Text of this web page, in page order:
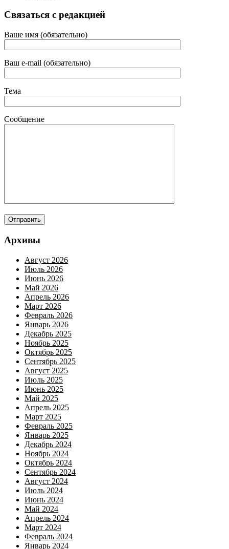
Связаться с редакцией
Ваше имя (обязательно)
Ваш e-mail (обязательно)
Тема
Сообщение
Архивы
Август 2026
Июль 2026
Июнь 2026
Май 2026
Апрель 2026
Март 2026
Февраль 2026
Январь 2026
Декабрь 2025
Ноябрь 2025
Октябрь 2025
Сентябрь 2025
Август 2025
Июль 2025
Июнь 2025
Май 2025
Апрель 2025
Март 2025
Февраль 2025
Январь 2025
Декабрь 2024
Ноябрь 2024
Октябрь 2024
Сентябрь 2024
Август 2024
Июль 2024
Июнь 2024
Май 2024
Апрель 2024
Март 2024
Февраль 2024
Январь 2024